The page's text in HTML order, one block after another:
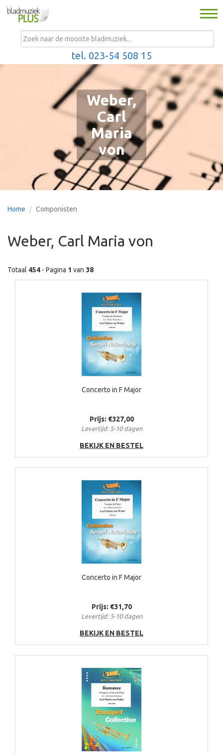
tel. 023-54 508 15
MENU
Weber,
Carl
Maria
von
Home Componisten
Weber, Carl Maria von
Totaal 454 - Pagina 1 van 38
Concerto in F Major
Prijs: €327,00
Levertijd: 5-10 dagen
BEKIJK EN BESTEL
Concerto in F Major
Prijs: €31,70
Levertijd: 5-10 dagen
BEKIJK EN BESTEL